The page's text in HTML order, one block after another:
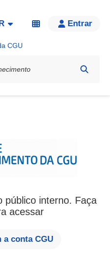
Entrar
CGU
público interno. Faça
acessar
a conta CGU